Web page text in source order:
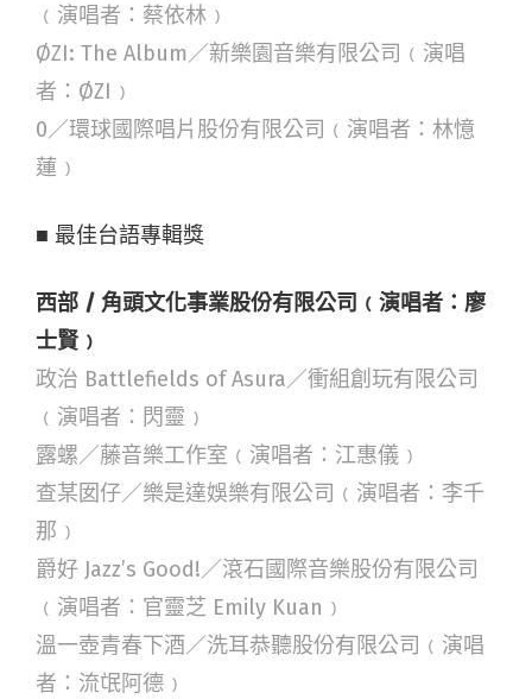
﹙演唱者：蔡依林﹚
ØZI: The Album／新樂園音樂有限公司﹙演唱
者：ØZI﹚
0／環球國際唱片股份有限公司﹙演唱者：林憶
蓮﹚
■ 最佳台語專輯獎
西部 / 角頭文化事業股份有限公司﹙演唱者：廖
士賢﹚
政治 Battlefields of Asura／衝組創玩有限公司
﹙演唱者：閃靈﹚
露螺／藤音樂工作室﹙演唱者：江惠儀﹚
查某囡仔／樂是達娛樂有限公司﹙演唱者：李千
那﹚
爵好 Jazz’s Good!／滾石國際音樂股份有限公司
﹙演唱者：官靈芝 Emily Kuan﹚
溫一壺青春下酒／洗耳恭聽股份有限公司﹙演唱
者：流氓阿德﹚